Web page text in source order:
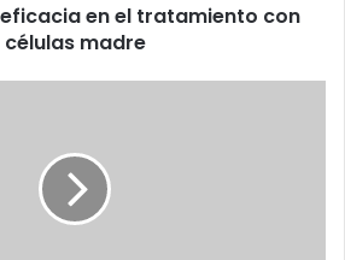
en el tratamiento con
células madre